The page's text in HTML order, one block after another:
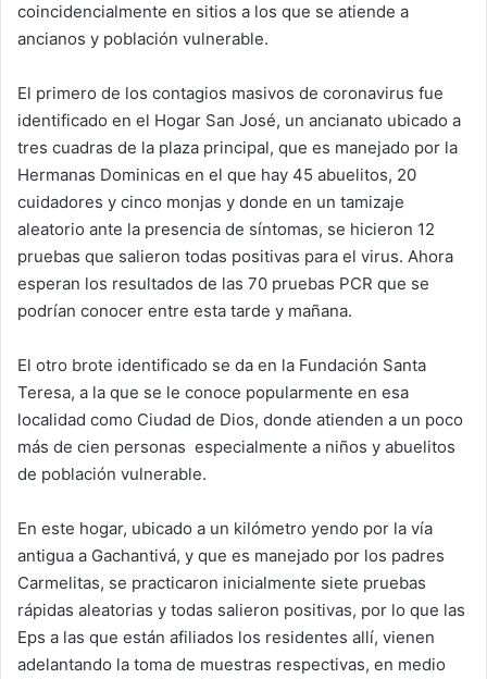
coincidencialmente en sitios a los que se atiende a
ancianos y población vulnerable.
El primero de los contagios masivos de coronavirus fue
identificado en el Hogar San José, un ancianato ubicado a
tres cuadras de la plaza principal, que es manejado por la
Hermanas Dominicas en el que hay 45 abuelitos, 20
cuidadores y cinco monjas y donde en un tamizaje
aleatorio ante la presencia de síntomas, se hicieron 12
pruebas que salieron todas positivas para el virus. Ahora
esperan los resultados de las 70 pruebas PCR que se
podrían conocer entre esta tarde y mañana.
El otro brote identificado se da en la Fundación Santa
Teresa, a la que se le conoce popularmente en esa
localidad como Ciudad de Dios, donde atienden a un poco
más de cien personas especialmente a niños y abuelitos
de población vulnerable.
En este hogar, ubicado a un kilómetro yendo por la vía
antigua a Gachantivá, y que es manejado por los padres
Carmelitas, se practicaron inicialmente siete pruebas
rápidas aleatorias y todas salieron positivas, por lo que las
Eps a las que están afiliados los residentes allí, vienen
adelantando la toma de muestras respectivas, en medio